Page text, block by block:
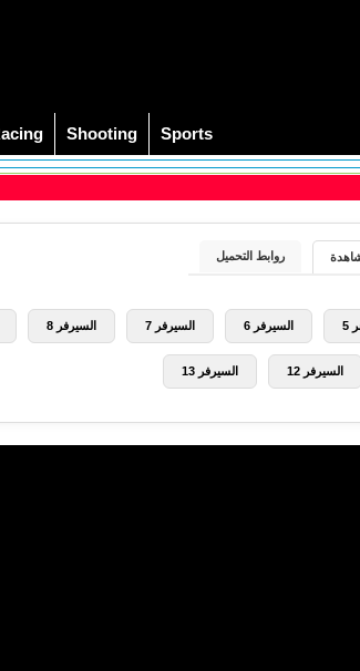
Shooting Sports
روابط التحميل
السيرفر 6 السيرفر 7 السيرفر 8
السيرفر 12 السيرفر 13